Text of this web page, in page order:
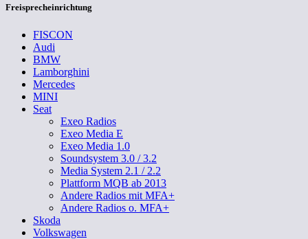
Freisprecheinrichtung
FISCON
Audi
BMW
Lamborghini
Mercedes
MINI
Seat
Exeo Radios
Exeo Media E
Exeo Media 1.0
Soundsystem 3.0 / 3.2
Media System 2.1 / 2.2
Plattform MQB ab 2013
Andere Radios mit MFA+
Andere Radios o. MFA+
Skoda
Volkswagen